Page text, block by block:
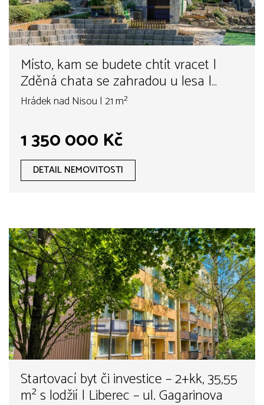
Místo, kam se budete chtít vracet |
Zděná chata se zahradou u lesa |
Hrádek nad Nisou
Hrádek nad Nisou | 21 m²
1 350 000 Kč
DETAIL NEMOVITOSTI
Startovací byt či investice – 2+kk, 35,55
m² s lodžií | Liberec – ul. Gagarinova